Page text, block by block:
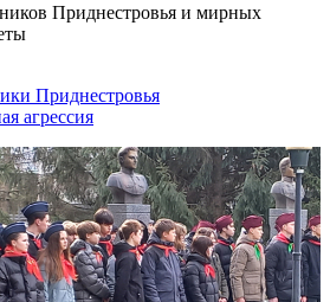
Приднестровья и мирных
Приднестровья
агрессия